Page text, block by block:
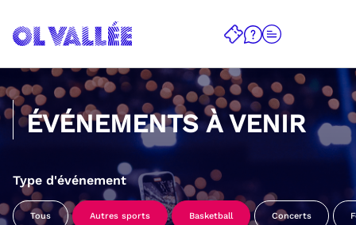
ÉVÉNEMENTS À VENIR
Type d'événement
Tous Autres sports Basketball Concerts